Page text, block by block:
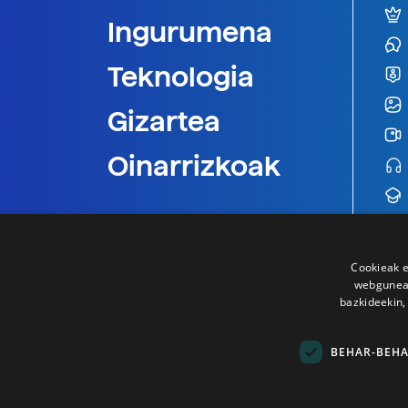
Ingurumena
Teknologia
Gizartea
Oinarrizkoak
Cookieak
BEHAR-